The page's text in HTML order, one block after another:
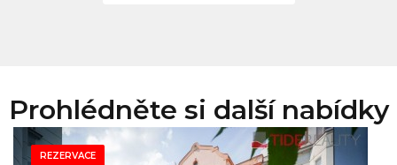
Prohlédněte si další nabídky
REZERVACE